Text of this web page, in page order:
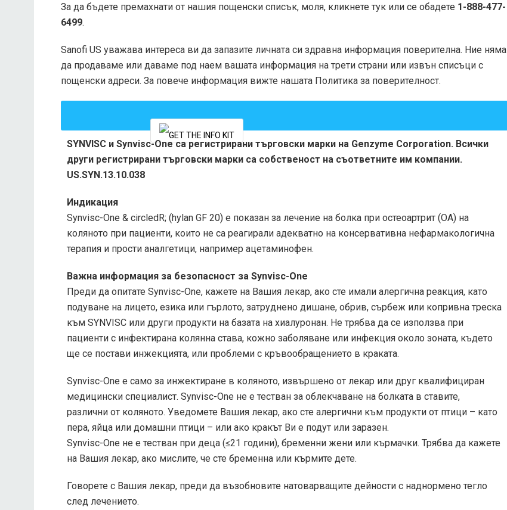
За да бъдете премахнати от нашия пощенски списък, моля, кликнете тук или се обадете 1-888-477-
6499.
Sanofi US уважава интереса ви да запазите личната си здравна информация поверителна. Ние няма
да продаваме или даваме под наем вашата информация на трети страни или извън списъци с
пощенски адреси. За повече информация вижте нашата Политика за поверителност.
SYNVISC и Synvisc-One са регистрирани търговски марки на Genzyme Corporation. Всички
други регистрирани търговски марки са собственост на съответните им компании.
US.SYN.13.10.038
Индикация
Synvisc-One & circledR; (hylan GF 20) е показан за лечение на болка при остеоартрит (ОА) на
коляното при пациенти, които не са реагирали адекватно на консервативна нефармакологична
терапия и прости аналгетици, например ацетаминофен.
Важна информация за безопасност за Synvisc-One
Преди да опитате Synvisc-One, кажете на Вашия лекар, ако сте имали алергична реакция, като
подуване на лицето, езика или гърлото, затруднено дишане, обрив, сърбеж или копривна треска
към SYNVISC или други продукти на базата на хиалуронан. Не трябва да се използва при
пациенти с инфектирана колянна става, кожно заболяване или инфекция около зоната, където
ще се постави инжекцията, или проблеми с кръвообращението в краката.
Synvisc-One е само за инжектиране в коляното, извършено от лекар или друг квалифициран
медицински специалист. Synvisc-One не е тестван за облекчаване на болката в ставите,
различни от коляното. Уведомете Вашия лекар, ако сте алергични към продукти от птици – като
пера, яйца или домашни птици – или ако кракът Ви е подут или заразен.
Synvisc-One не е тестван при деца (≤21 години), бременни жени или кърмачки. Трябва да кажете
на Вашия лекар, ако мислите, че сте бременна или кърмите дете.
Говорете с Вашия лекар, преди да възобновите натоварващите дейности с наднормено тегло
след лечението.